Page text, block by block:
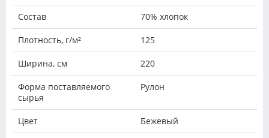
Состав 70% хлопок
Плотность, г/м² 125
Ширина, см 220
Форма поставляемого
сырья
Рулон
Цвет Бежевый